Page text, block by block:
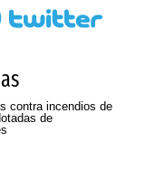
contra incendios de
de